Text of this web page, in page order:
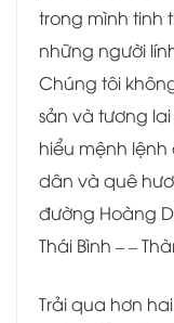
trong mình tinh
những người
Chúng tôi
sản và tương
hiểu mệnh
dân và quê
đường Hoàng
Thái Bình – –
Trải qua hơn